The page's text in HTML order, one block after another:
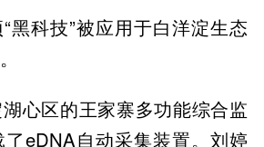
黑科技”被应用于白洋淀生态
心区的王家寨多功能综合监
eDNA自动采集装置。刘婷